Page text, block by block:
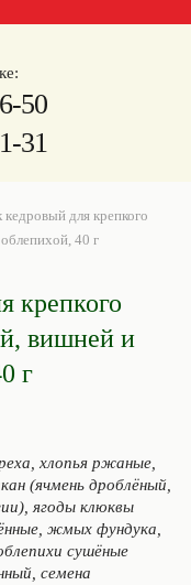
50
31
кедровый для крепкого
40 г
крепкого
вишней и
г
хлопья ржаные,
(ячмень дроблёный,
ягоды клюквы
жмых фундука,
сушёные
семена